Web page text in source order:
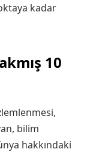
kadar
10
bilim
hakkındaki